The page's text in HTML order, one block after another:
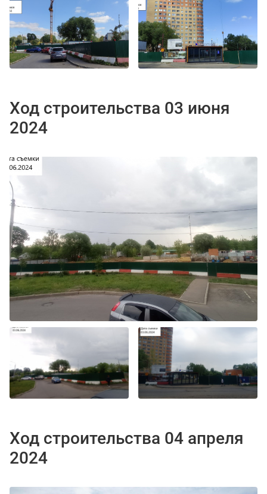
Ход строительства 03 июня
2024
Ход строительства 04 апреля
2024